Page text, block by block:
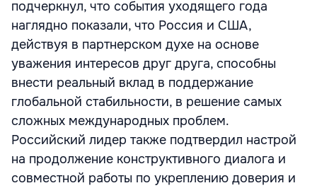
подчеркнул, что события уходящего года
наглядно показали, что Россия и США,
действуя в партнерском духе на основе
уважения интересов друг друга, способны
внести реальный вклад в поддержание
глобальной стабильности, в решение самых
сложных международных проблем.
Российский лидер также подтвердил настрой
на продолжение конструктивного диалога и
совместной работы по укреплению доверия и